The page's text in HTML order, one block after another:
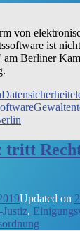
von
ist
Ber­li­ner
Datensicherheit
tritt
Updated on
Justiz,